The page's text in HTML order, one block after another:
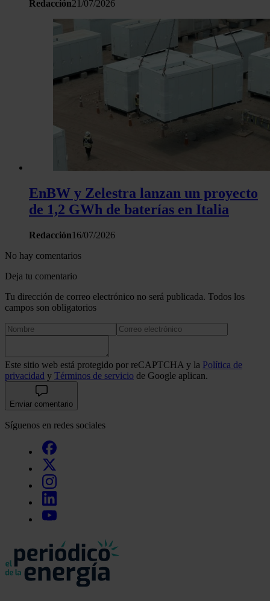
Redacción21/07/2026
EnBW y Zelestra lanzan un proyecto
de 1,2 GWh de baterías en Italia
Redacción16/07/2026
No hay comentarios
Deja tu comentario
Tu dirección de correo electrónico no será publicada. Todos los
campos son obligatorios
Este sitio web está protegido por reCAPTCHA y la Política de
privacidad y Términos de servicio de Google aplican.
Enviar comentario
Síguenos en redes sociales